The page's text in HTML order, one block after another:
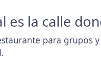
es la calle
para grupos